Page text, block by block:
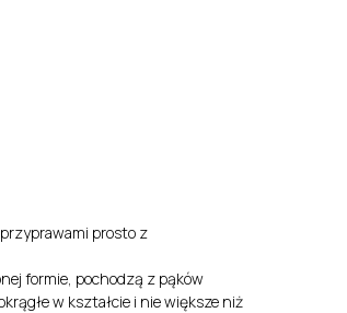
prosto z
formie, pochodzą z pąków
w kształcie i nie większe niż